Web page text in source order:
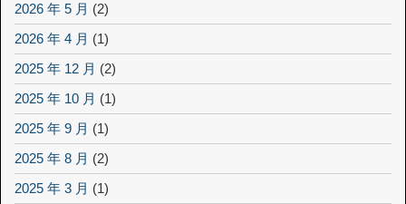
2026 年 5 月 (2)
2026 年 4 月 (1)
2025 年 12 月 (2)
2025 年 10 月 (1)
2025 年 9 月 (1)
2025 年 8 月 (2)
2025 年 3 月 (1)